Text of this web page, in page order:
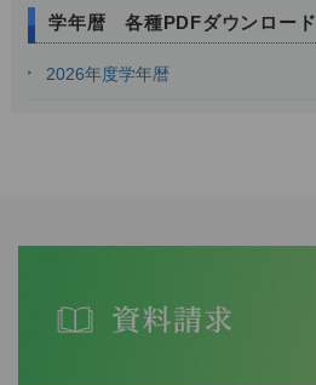
学年暦 各種PDFダウンロード
2026年度学年暦